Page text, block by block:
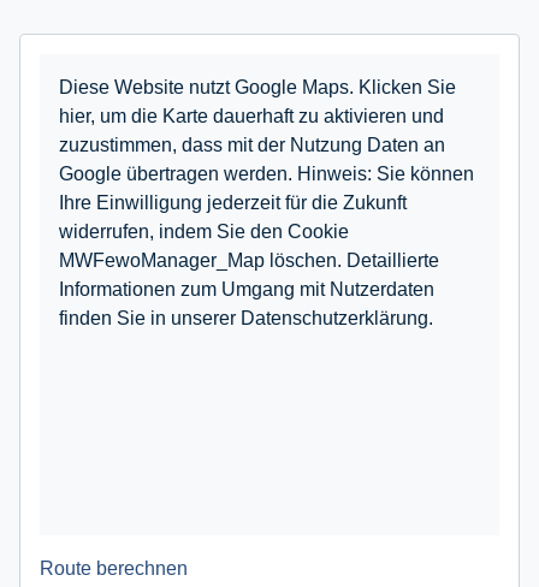
Diese Website nutzt Google Maps. Klicken Sie
hier, um die Karte dauerhaft zu aktivieren und
zuzustimmen, dass mit der Nutzung Daten an
Google übertragen werden. Hinweis: Sie können
Ihre Einwilligung jederzeit für die Zukunft
widerrufen, indem Sie den Cookie
MWFewoManager_Map löschen. Detaillierte
Informationen zum Umgang mit Nutzerdaten
finden Sie in unserer Datenschutzerklärung.
Route berechnen